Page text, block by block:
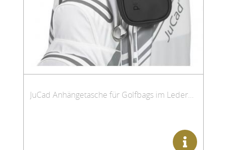
JuCad Anhängetasche für Golfbags im Lederdesign